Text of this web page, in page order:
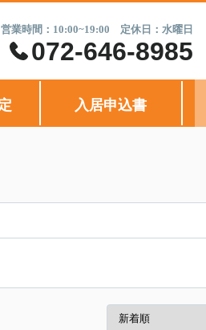
営業時間：10:00~19:00 定休日：水曜日
072-646-8985
入居申込書